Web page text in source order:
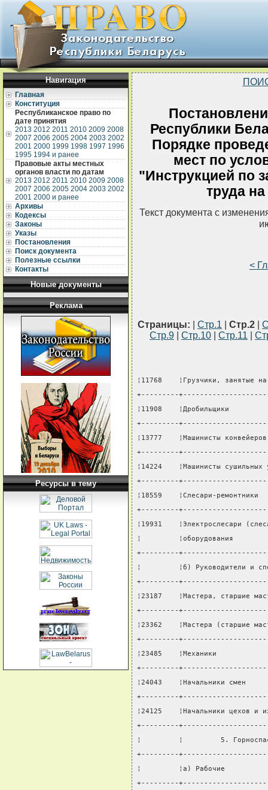
Навигация
Главная
Конституция
Республиканское право по
дате принятия
2013 2012 2011 2010 2009 2008
2007 2006 2005 2004 2003 2002
2001 2000 1999 1998 1997 1996
1995 1994 и ранее
Правовые акты местных
органов власти по датам
2013 2012 2011 2010 2009 2008
2007 2006 2005 2004 2003 2002
2001 2000 и ранее
Архивы
Кодексы
Законы
Указы
Постановления
Поиск документа
Полезные ссылки
Контакты
Новые документы
Реклама
Ресурсы в тему
Республики
Порядке
мест по
"Инструкцией по
труда
Текст документа с
<
Страницы: Стр.1 Стр.2
Стр.9
Стр.10 Стр.11
¦11768    ¦Грузчики, занятые
+---------
¦11908
+---------
¦13777    ¦Машинисты
+---------
¦14224    ¦Машинисты
+---------
¦18559    ¦Слесари-
+---------
¦19931    ¦Электрослесари
¦
+---------
¦         ¦б) Руководители
+---------
¦23187    ¦Мастера,
+---------
¦23362    ¦Мастера (старшие
+---------
¦23485    ¦Механики
+---------
¦24043    ¦Начальники
+---------
¦24125    ¦Начальники
+---------
¦         ¦         5.
+---------
¦         ¦а) Рабочие
+---------